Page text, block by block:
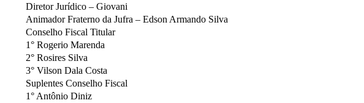
Diretor Jurídico – Giovani
Animador Fraterno da Jufra – Edson Armando Silva
Conselho Fiscal Titular
1° Rogerio Marenda
2° Rosires Silva
3° Vilson Dala Costa
Suplentes Conselho Fiscal
1° Antônio Diniz